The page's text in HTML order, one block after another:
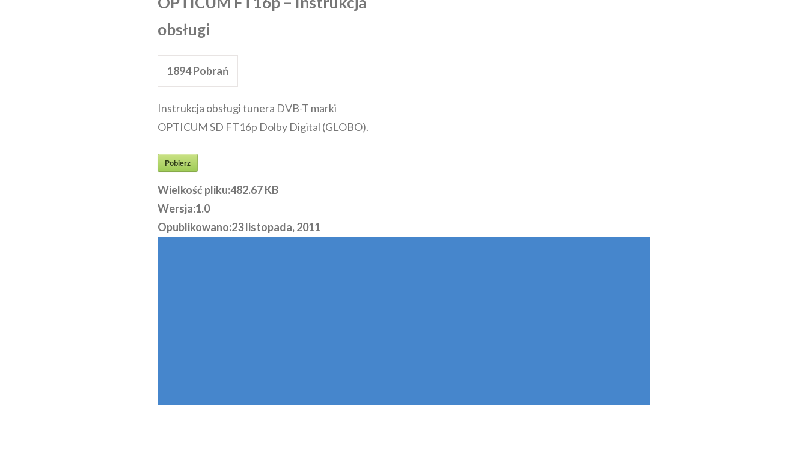
obsługi
1894Pobrań
Instrukcja obsługi tunera DVB-T marki
OPTICUM SD FT16p Dolby Digital (GLOBO).
Pobierz
Wielkość pliku:482.67 KB
Wersja:1.0
Opublikowano:23 listopada, 2011